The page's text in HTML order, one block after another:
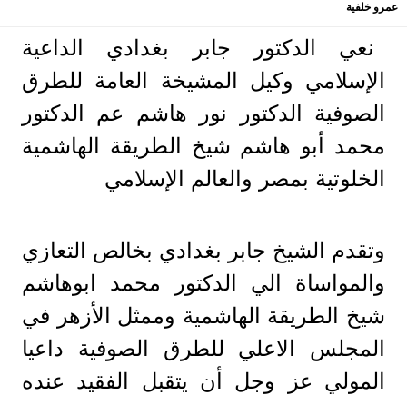
عمرو خلفية
نعي الدكتور جابر بغدادي الداعية
الإسلامي وكيل المشيخة العامة للطرق
الصوفية الدكتور نور هاشم عم الدكتور
محمد أبو هاشم شيخ الطريقة الهاشمية
الخلوتية بمصر والعالم الإسلامي
وتقدم الشيخ جابر بغدادي بخالص التعازي
والمواساة الي الدكتور محمد ابوهاشم
شيخ الطريقة الهاشمية وممثل الأزهر في
المجلس الاعلي للطرق الصوفية داعيا
المولي عز وجل أن يتقبل الفقيد عنده